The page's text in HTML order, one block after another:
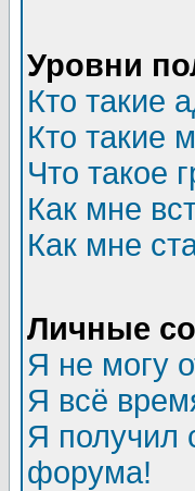
Уровни
Кто такие
Кто такие
Что такое
Как мне
Как мне
Личные
Я не могу
Я всё
Я получил
форума!